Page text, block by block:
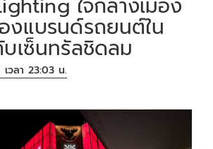
งแบรนด์รถยนต์ใน
เซ็นทรัลชิดลม
วลา 23:03 น.